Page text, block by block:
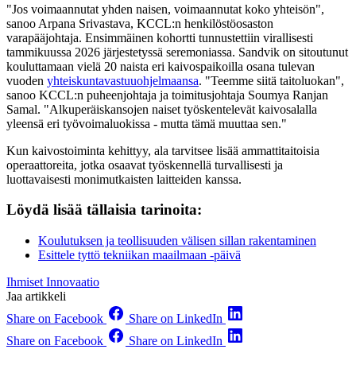
"Jos voimaannutat yhden naisen, voimaannutat koko yhteisön",
sanoo Arpana Srivastava, KCCL:n henkilöstöosaston
varapääjohtaja. Ensimmäinen kohortti tunnustettiin virallisesti
tammikuussa 2026 järjestetyssä seremoniassa. Sandvik on sitoutunut
kouluttamaan vielä 20 naista eri kaivospaikoilla osana tulevan
vuoden yhteiskuntavastuuohjelmaansa. "Teemme siitä taitoluokan",
sanoo KCCL:n puheenjohtaja ja toimitusjohtaja Soumya Ranjan
Samal. "Alkuperäiskansojen naiset työskentelevät kaivosalalla
yleensä eri työvoimaluokissa - mutta tämä muuttaa sen."
Kun kaivostoiminta kehittyy, ala tarvitsee lisää ammattitaitoisia
operaattoreita, jotka osaavat työskennellä turvallisesti ja
luottavaisesti monimutkaisten laitteiden kanssa.
Löydä lisää tällaisia tarinoita:
Koulutuksen ja teollisuuden välisen sillan rakentaminen
Esittele tyttö tekniikan maailmaan -päivä
Ihmiset Innovaatio
Jaa artikkeli
Share on Facebook
Share on LinkedIn
Share on Facebook
Share on LinkedIn